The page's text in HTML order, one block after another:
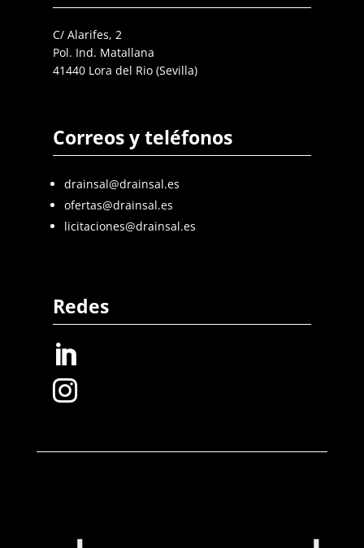
C/ Alarifes, 2
Pol. Ind. Matallana
41440 Lora del Rio (Sevilla)
Correos y teléfonos
drainsal@drainsal.es
ofertas@drainsal.es
licitaciones@drainsal.es
Redes

